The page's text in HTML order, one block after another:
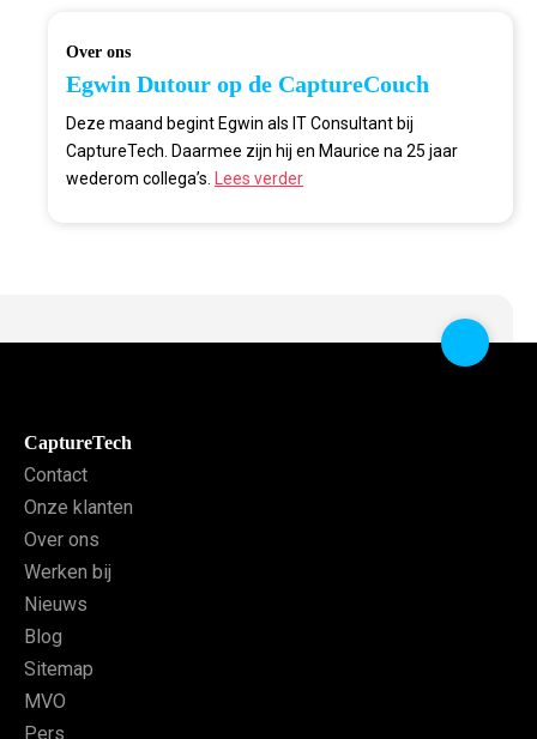
Over ons
Egwin Dutour op de CaptureCouch
Deze maand begint Egwin als IT Consultant bij
CaptureTech. Daarmee zijn hij en Maurice na 25 jaar
wederom collega’s.
Lees verder
CaptureTech
Contact
Onze klanten
Over ons
Werken bij
Nieuws
Blog
Sitemap
MVO
Pers